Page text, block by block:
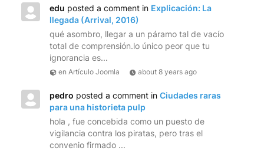
edu posted a comment in Explicación: La
llegada (Arrival, 2016)
qué asombro, llegar a un páramo tal de vacío
total de comprensión.lo único peor que tu
ignorancia es...
en Artículo Joomla about 8 years ago
pedro posted a comment in Ciudades raras
para una historieta pulp
hola , fue concebida como un puesto de
vigilancia contra los piratas, pero tras el
convenio firmado ...